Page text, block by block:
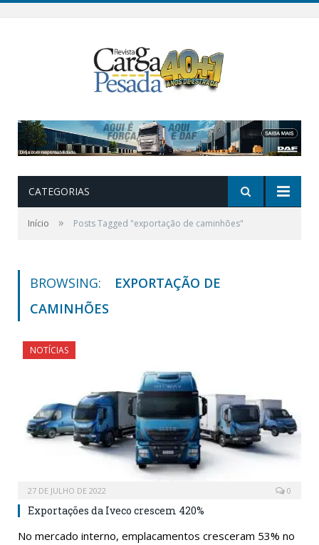
CATEGORIAS
Início » Posts Tagged "exportação de caminhões"
BROWSING:
EXPORTAÇÃO DE
CAMINHÕES
NOTÍCIAS
27 DE JULHO DE 2022 0
Exportações da Iveco crescem 420%
No mercado interno, emplacamentos cresceram 53% no